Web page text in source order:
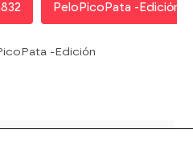
PeloPicoPata -Edición
-Edición